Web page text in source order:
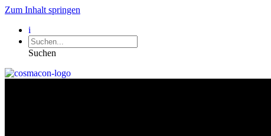
Zum Inhalt springen
i
Suchen